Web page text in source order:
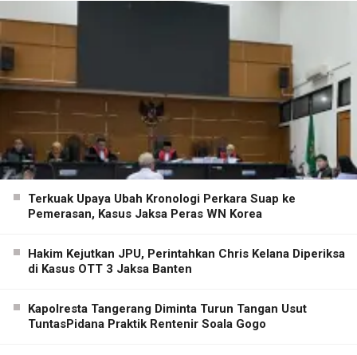
Terkuak Upaya Ubah Kronologi Perkara Suap ke
Pemerasan, Kasus Jaksa Peras WN Korea
Hakim Kejutkan JPU, Perintahkan Chris Kelana Diperiksa
di Kasus OTT 3 Jaksa Banten
Kapolresta Tangerang Diminta Turun Tangan Usut
TuntasPidana Praktik Rentenir Soala Gogo